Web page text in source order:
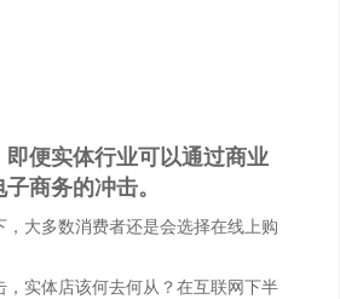
便实体行业可以通过商业
商务的冲击。
，大多数消费者还是会选择在线上购
，实体店该何去何从？在互联网下半